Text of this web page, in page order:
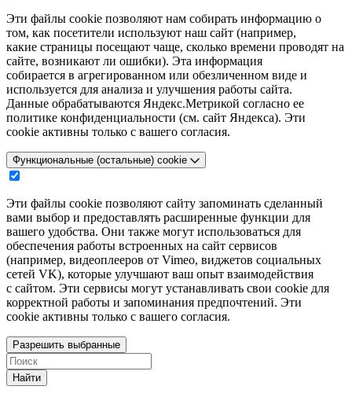
Эти файлы cookie позволяют нам собирать информацию о
том, как посетители используют наш сайт (например,
какие страницы посещают чаще, сколько времени проводят на
сайте, возникают ли ошибки). Эта информация
собирается в агрегированном или обезличенном виде и
используется для анализа и улучшения работы сайта.
Данные обрабатываются Яндекс.Метрикой согласно ее
политике конфиденциальности (см. сайт Яндекса). Эти
cookie активны только с вашего согласия.
Функциональные (остальные) cookie
Эти файлы cookie позволяют сайту запоминать сделанный
вами выбор и предоставлять расширенные функции для
вашего удобства. Они также могут использоваться для
обеспечения работы встроенных на сайт сервисов
(например, видеоплееров от Vimeo, виджетов социальных
сетей VK), которые улучшают ваш опыт взаимодействия
с сайтом. Эти сервисы могут устанавливать свои cookie для
корректной работы и запоминания предпочтений. Эти
cookie активны только с вашего согласия.
Разрешить выбранные
Найти